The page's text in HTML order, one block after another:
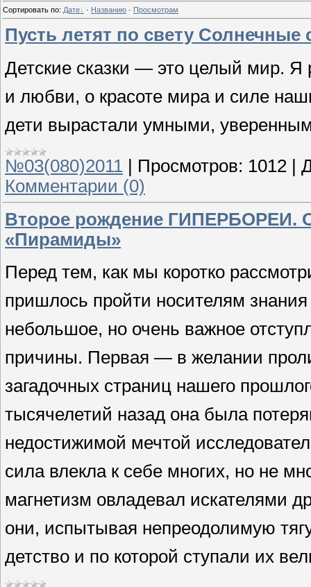
Сортировать по: Дате · Названию · Просмотрам
Пусть летят по свету Солнечные
Детские сказки — это целый мир.
и любви, о красоте мира и силе
дети вырастали умными,
№03(080)2011 Просмотров: 1012
Комментарии (0)
Второе рождение ГИПЕРБОРЕИ.
«Пирамиды»
Перед тем, как мы коротко
пришлось пройти носителям
небольшое, но очень важное
причины. Первая — в желании
загадочных страниц нашего
тысячелетий назад она была
недостижимой мечтой
сила влекла к себе многих, но не
магнетизм овладевал искателями
они, испытывая непреодолимую
детство и по которой ступали их